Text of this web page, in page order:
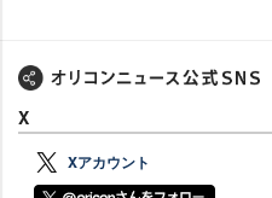
X
Xアカウント